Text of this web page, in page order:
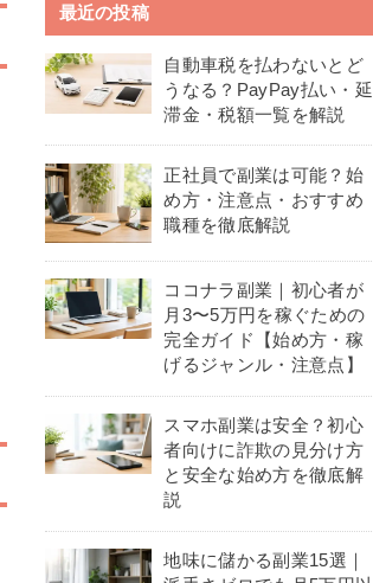
最近の投稿
自動車税を払わないとど
うなる？PayPay払い・延
滞金・税額一覧を解説
正社員で副業は可能？始
め方・注意点・おすすめ
職種を徹底解説
ココナラ副業｜初心者が
月3〜5万円を稼ぐための
完全ガイド【始め方・稼
げるジャンル・注意点】
スマホ副業は安全？初心
者向けに詐欺の見分け方
と安全な始め方を徹底解
説
地味に儲かる副業15選｜